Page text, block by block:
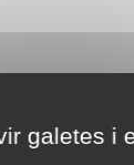
galetes i